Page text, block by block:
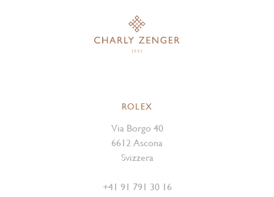
ROLEX
Via Borgo 40
6612 Ascona
Svizzera
+41 91 791 30 16